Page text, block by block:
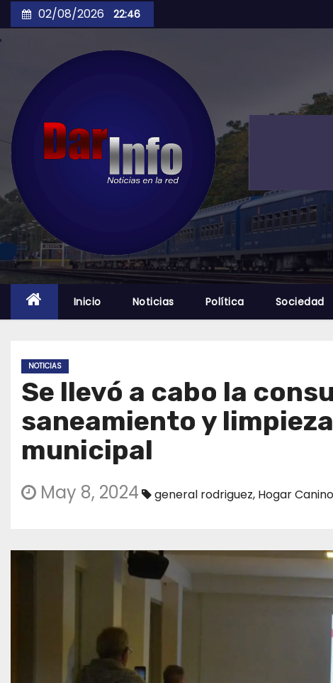
to
02/08/2026 22:46
Inicio Noticias Política Sociedad
NOTICIAS
Se llevó a cabo la
saneamiento y
municipal
May 8, 2024 general rodriguez, Hogar